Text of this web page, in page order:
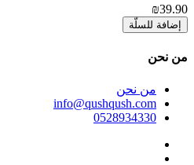
₪39.90
إضافة للسلّة
ﻣﻦ ﻧﺤﻦ
ﻣﻦ ﻧﺤﻦ
info@qushqush.com
0528934330